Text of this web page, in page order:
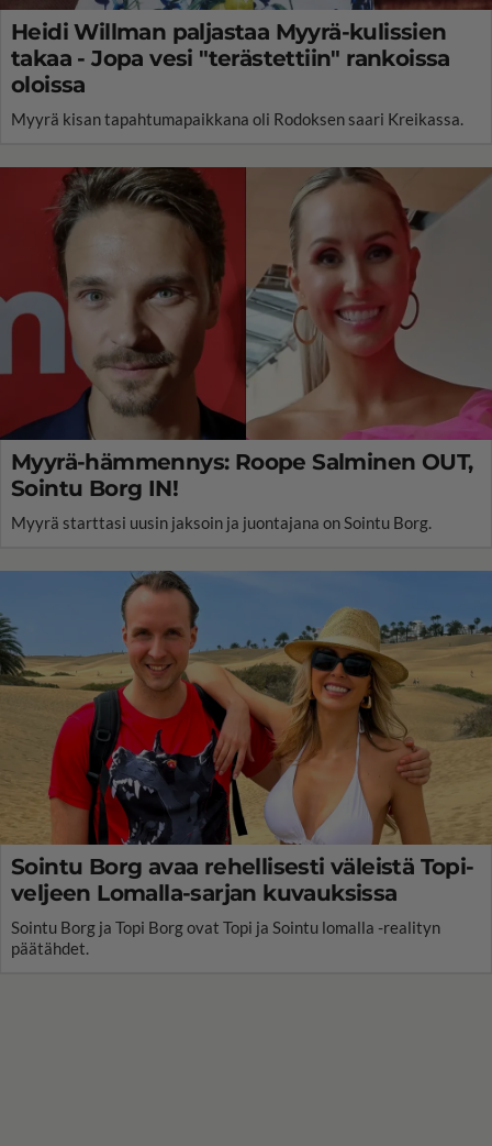
Heidi Willman paljastaa Myyrä-kulissien
takaa - Jopa vesi "terästettiin" rankoissa
oloissa
Myyrä kisan tapahtumapaikkana oli Rodoksen saari Kreikassa.
Myyrä-hämmennys: Roope Salminen OUT,
Sointu Borg IN!
Myyrä starttasi uusin jaksoin ja juontajana on Sointu Borg.
Sointu Borg avaa rehellisesti väleistä Topi-
veljeen Lomalla-sarjan kuvauksissa
Sointu Borg ja Topi Borg ovat Topi ja Sointu lomalla -realityn
päätähdet.